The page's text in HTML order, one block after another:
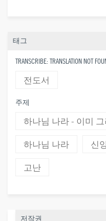
태그
TRANSCRIBE: TRANSLATION NOT
전도서
주제
하나님 나라 - 이미
하나님 나라 신
고난
저작권